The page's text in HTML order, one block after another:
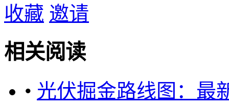
收藏 邀请
相关阅读
• 光伏掘金路线图：最